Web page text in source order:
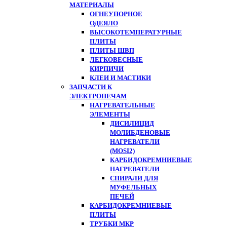
МАТЕРИАЛЫ
ОГНЕУПОРНОЕ
ОДЕЯЛО
ВЫСОКОТЕМПЕРАТУРНЫЕ
ПЛИТЫ
ПЛИТЫ ШВП
ЛЕГКОВЕСНЫЕ
КИРПИЧИ
КЛЕИ И МАСТИКИ
ЗАПЧАСТИ К
ЭЛЕКТРОПЕЧАМ
НАГРЕВАТЕЛЬНЫЕ
ЭЛЕМЕНТЫ
ДИСИЛИЦИД
МОЛИБДЕНОВЫЕ
НАГРЕВАТЕЛИ
(MOSI2)
КАРБИДОКРЕМНИЕВЫЕ
НАГРЕВАТЕЛИ
СПИРАЛИ ДЛЯ
МУФЕЛЬНЫХ
ПЕЧЕЙ
КАРБИДОКРЕМНИЕВЫЕ
ПЛИТЫ
ТРУБКИ МКР